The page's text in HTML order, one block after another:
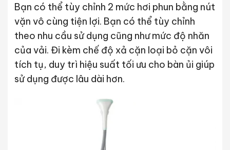
Bạn có thể tùy chỉnh 2 mức hơi phun bằng nút
vặn vô cùng tiện lợi. Bạn có thể tùy chỉnh
theo nhu cầu sử dụng cũng như mức độ nhăn
của vải. Đi kèm chế độ xả cặn loại bỏ cặn vôi
tích tụ, duy trì hiệu suất tối ưu cho bàn ủi giúp
sử dụng được lâu dài hơn.